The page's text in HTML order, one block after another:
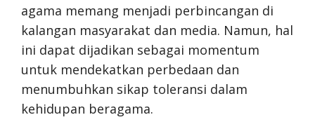
agama memang menjadi perbincangan di
kalangan masyarakat dan media. Namun, hal
ini dapat dijadikan sebagai momentum
untuk mendekatkan perbedaan dan
menumbuhkan sikap toleransi dalam
kehidupan beragama.